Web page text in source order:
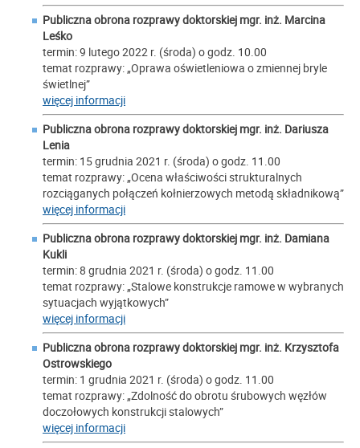
Publiczna obrona rozprawy doktorskiej mgr. inż. Marcina
Leśko
termin: 9 lutego 2022 r. (środa) o godz. 10.00
temat rozprawy: „Oprawa oświetleniowa o zmiennej bryle
świetlnej”
więcej informacji
Publiczna obrona rozprawy doktorskiej mgr. inż. Dariusza
Lenia
termin: 15 grudnia 2021 r. (środa) o godz. 11.00
temat rozprawy: „Ocena właściwości strukturalnych
rozciąganych połączeń kołnierzowych metodą składnikową”
więcej informacji
Publiczna obrona rozprawy doktorskiej mgr. inż. Damiana
Kukli
termin: 8 grudnia 2021 r. (środa) o godz. 11.00
temat rozprawy: „Stalowe konstrukcje ramowe w wybranych
sytuacjach wyjątkowych”
więcej informacji
Publiczna obrona rozprawy doktorskiej mgr. inż. Krzysztofa
Ostrowskiego
termin: 1 grudnia 2021 r. (środa) o godz. 11.00
temat rozprawy: „Zdolność do obrotu śrubowych węzłów
doczołowych konstrukcji stalowych”
więcej informacji